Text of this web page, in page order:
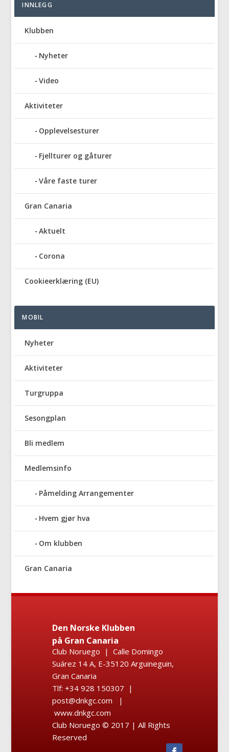
INNLEGG
Klubben
Nyheter
Video
Aktiviteter
Opplevelsesturer
Fjellturer og gåturer
Våre faste turer
Gran Canaria
Aktuelt
Corona
Cookieerklæring (EU)
MOBIL
Nyheter
Aktiviteter
Turgruppa
Sesongplan
Bli medlem
Medlemsinfo
Påmelding Arrangementer
Hvem gjør hva
Om klubben
Gran Canaria
Den Norske Klubben
på Gran Canaria
Club Noruego | Calle Domingo
Suárez 14 A, E-35120 Arguineguin,
Gran Canaria
Tlf: +34 928 150307 |
post@dnkgc.com |
www.dnkgc.com
Club Noruego © 2017 | All Rights
Reserved